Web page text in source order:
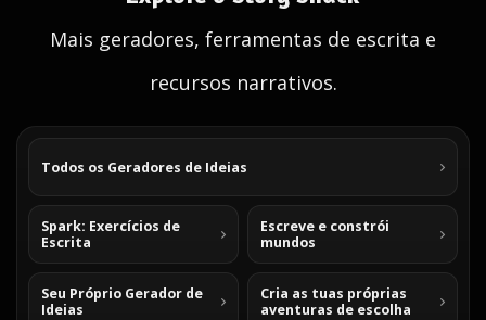
Mais geradores, ferramentas de escrita e
recursos narrativos.
Todos os Geradores de Ideias
Spark: Exercícios de
Escrita
Escreve e constrói
mundos
Seu Próprio Gerador de
Ideias
Cria as tuas próprias
aventuras de escolha